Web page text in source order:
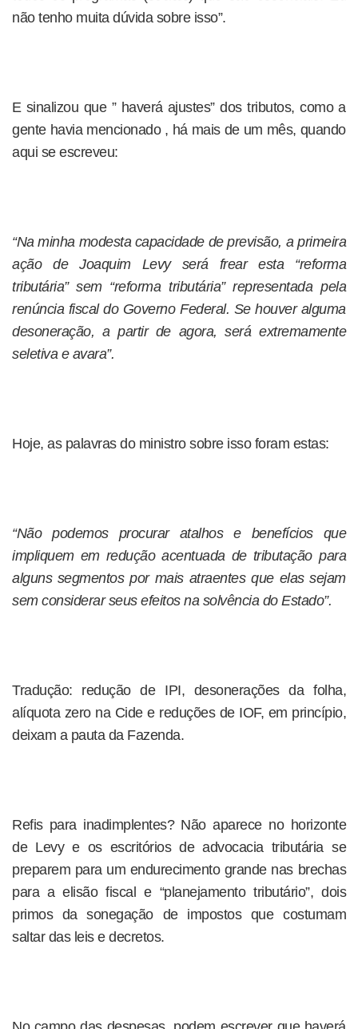
não tenho muita dúvida sobre isso”.
E sinalizou que ” haverá ajustes” dos tributos, como a
gente havia mencionado , há mais de um mês, quando
aqui se escreveu:
“Na minha modesta capacidade de previsão, a primeira
ação de Joaquim Levy será frear esta “reforma
tributária” sem “reforma tributária” representada pela
renúncia fiscal do Governo Federal. Se houver alguma
desoneração, a partir de agora, será extremamente
seletiva e avara”.
Hoje, as palavras do ministro sobre isso foram estas:
“Não podemos procurar atalhos e benefícios que
impliquem em redução acentuada de tributação para
alguns segmentos por mais atraentes que elas sejam
sem considerar seus efeitos na solvência do Estado”.
Tradução: redução de IPI, desonerações da folha,
alíquota zero na Cide e reduções de IOF, em princípio,
deixam a pauta da Fazenda.
Refis para inadimplentes? Não aparece no horizonte
de Levy e os escritórios de advocacia tributária se
preparem para um endurecimento grande nas brechas
para a elisão fiscal e “planejamento tributário”, dois
primos da sonegação de impostos que costumam
saltar das leis e decretos.